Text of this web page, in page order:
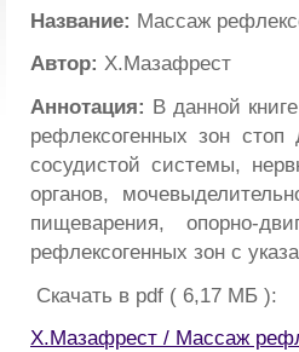
Название: Массаж
Автор: Х.Мазафрест
Аннотация: В данной
рефлексогенных зон стоп
сосудистой системы,
органов,
пищеварения, опорно-
рефлексогенных зон с
Скачать в pdf ( 6,17 МБ ):
Х.Мазафрест / Массаж